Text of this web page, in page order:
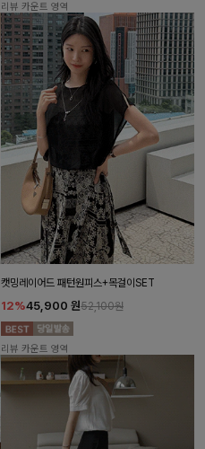
리뷰 카운트 영역
캣밍레이어드 패턴원피스+목걸이SET
12%45,900 원52,100원
리뷰 카운트 영역